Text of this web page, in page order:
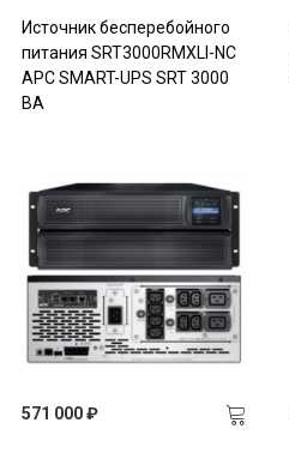
Источник бесперебойного
питания SRT3000RMXLI-NC
APC SMART-UPS SRT 3000
ВА
571 000 ₽